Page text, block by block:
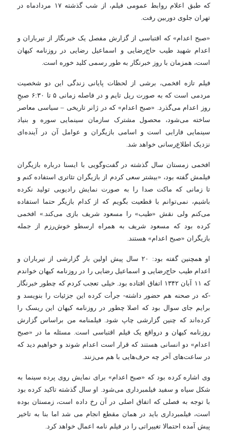
که طبق اعلام روابط عمومی فیلم، از شب گذشته ۱۷ مردادماه در
تهران جلوی دوربین رفت.
«صبح اعدام» که اقتباسی از گزارش مفصل یک خبرنگار از تیرباران و
اعدام شهید طیب حاج‌رضایی و اسماعیل رضایی در روزنامه کیهان
است، همزمان با روز خبرنگار به طور رسمی کلید خوره است.
فیلم تازه افخمی، برشی از لحظات پایانی زندگی این دو شخصیت
مردمی است که به صورت ریل تایم و در فاصله زمانی ۵ تا ۶:۳۰ صبحِ
روز اعدام می‌گذرد. «صبح اعدام» که در ژانر تاریخی – سیاسی معاصر
ساخته ‌می‌شود، محصول مشترک سازمان سینمایی سوره و بنیاد
سینمایی فارابی است و اسامی بازیگران و عوامل آن در آینده‌ای
نزدیک اطلاع‌رسانی خواهد شد.
افخمی زمستان سال گذشته در گفت‌وگویی با ایسنا درباره بازیگران
فیلمش گفته بود، «بیشتر سعی کردم از بازیگران تئاتری استفاده کنم و
تا زمانی که ماکت صدا را به صورت نمایش رادیویی تولید نکرده
باشیم، نمی‌توانم با قطعیت بگویم که از کدام بازیگر حتما استفاده
می‌کنم ولی نقش «طیب» را مسعود شریف بازی می‌کند.» افخمی
کرده بود که مسعود شریف به همراه ارسطو خوش‌رزم از جمله
بازیگران «صبح اعدام» هستند.
او همچنین گفته بود: ۲۰ سال پیش اولین بار گزارشی از تیرباران و
اعدام طیب حاج‌رضایی و اسماعیل رضایی را در روزنامه کیهان خواندم
که ۱۱ آبان ۱۳۴۲ اتفاق افتاده بود. خیلی تعجب کردم که چطور خبرنگار
-که در صحنه هم حضور داشته- جرأت کرده این جزئیات را بنویسد و
برایم جای سوال بود که اصلا چطور در روزنامه کیهان این ریسک را
کرده‌اند که چنین گزارشی چاپ شود. فیلمنامه من براساس گزارش
روزنامه کیهان و درواقع یک فیلم اقتباسی است. مسئله ما در «صبح
اعدام» دو انسانی هستند که قرار است اعدام شوند و خواهیم دید که
در ساعت‌های آخر چه حرف‌هایی با هم می‌زنند.
وی اشاره کرده بود که «صبح اعدام» برای نمایش روی پرده سینما به
شکل سیاه و سفید فیلمبرداری می‌شود. او سال گذشته تاکید کرده بود
با توجه به فصلی که اتفاق اصلی در آن رخ داده است، زمستان بوده
است، فیلمبرداری باید در همان مقطع انجام می شد اما بنا به تاخیر
پیش آمده احتمالا تغییراتی را در فیلم نامه اعمال خواهد کرد.